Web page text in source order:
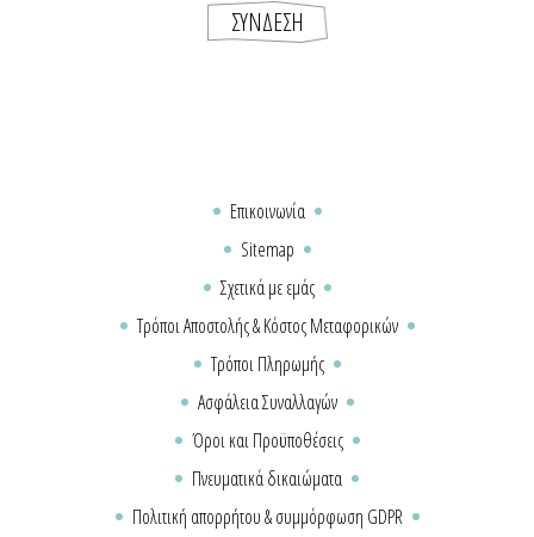
Επικοινωνία
Sitemap
Σχετικά με εμάς
Τρόποι Αποστολής & Κόστος Μεταφορικών
Τρόποι Πληρωμής
Ασφάλεια Συναλλαγών
Όροι και Προϋποθέσεις
Πνευματικά δικαιώματα
Πολιτική απορρήτου & συμμόρφωση GDPR